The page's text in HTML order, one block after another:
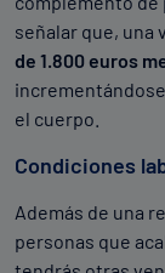
señalar que, una
de 1.800 euros
el cuerpo.
Condiciones
Además de una
personas que